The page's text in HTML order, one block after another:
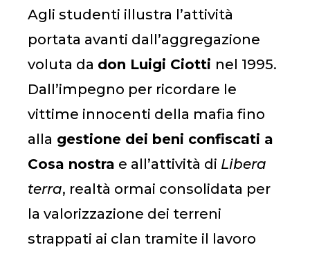
Agli studenti illustra l’attività
portata avanti dall’aggregazione
voluta da don Luigi Ciotti nel 1995.
Dall’impegno per ricordare le
vittime innocenti della mafia fino
alla gestione dei beni confiscati a
Cosa nostra e all’attività di Libera
terra, realtà ormai consolidata per
la valorizzazione dei terreni
strappati ai clan tramite il lavoro